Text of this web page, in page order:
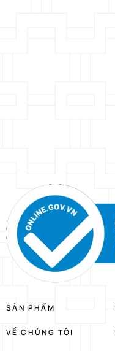
SẢN PHẨM
VỀ CHÚNG TÔI